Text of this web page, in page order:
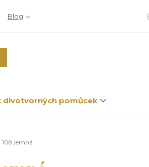
Blog
divotvorných pomůcek
108 jemná